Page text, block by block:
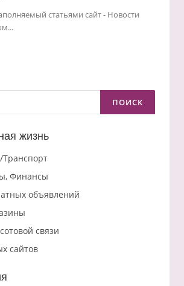
статьями сайт - Новости
жизнь
Финансы
объявлений
связи
сайтов